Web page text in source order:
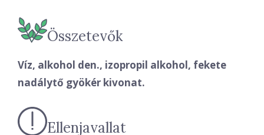
Összetevők
Víz, alkohol den., izopropil alkohol, fekete
nadálytő gyökér kivonat.
Ellenjavallat